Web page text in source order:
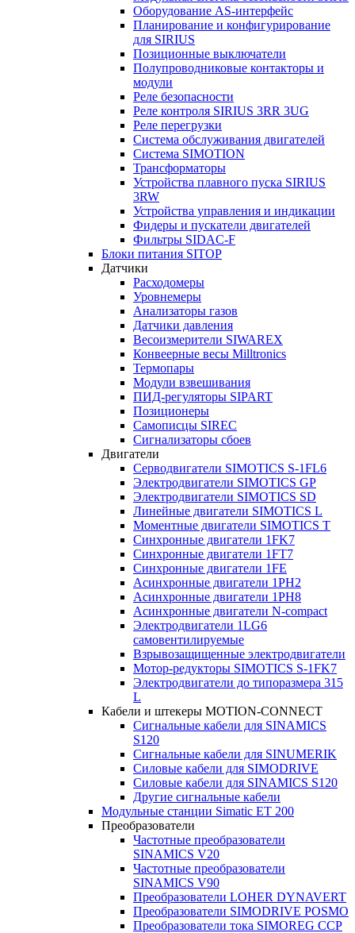
Оборудование AS-интерфейс
Планирование и конфигурирование
для SIRIUS
Позиционные выключатели
Полупроводниковые контакторы и
модули
Реле безопасности
Реле контроля SIRIUS 3RR 3UG
Реле перегрузки
Сиcтема обслуживания двигателей
Система SIMOTION
Трансформаторы
Устройства плавного пуска SIRIUS
3RW
Устройства управления и индикации
Фидеры и пускатели двигателей
Фильтры SIDAC-F
Блоки питания SITOP
Датчики
Расходомеры
Уровнемеры
Анализаторы газов
Датчики давления
Весоизмерители SIWAREX
Конвеерные весы Milltronics
Термопары
Модули взвешивания
ПИД-регуляторы SIPART
Позиционеры
Самописцы SIREC
Сигнализаторы сбоев
Двигатели
Серводвигатели SIMOTICS S-1FL6
Электродвигатели SIMOTICS GP
Электродвигатели SIMOTICS SD
Линейные двигатели SIMOTICS L
Моментные двигатели SIMOTICS T
Синхронные двигатели 1FK7
Синхронные двигатели 1FT7
Синхронные двигатели 1FE
Асинхронные двигатели 1PH2
Асинхронные двигатели 1PH8
Асинхронные двигатели N-compact
Электродвигатели 1LG6
cамовентилируемые
Взрывозащищенные электродвигатели
Мотор-редукторы SIMOTICS S-1FK7
Электродвигатели до типоразмера 315
L
Кабели и штекеры MOTION-CONNECT
Сигнальные кабели для SINAMICS
S120
Сигнальные кабели для SINUMERIK
Силовые кабели для SIMODRIVE
Силовые кабели для SINAMICS S120
Другие сигнальные кабели
Модульные станции Simatic ET 200
Преобразователи
Частотные преобразователи
SINAMICS V20
Частотные преобразователи
SINAMICS V90
Преобразователи LOHER DYNAVERT
Преобразователи SIMODRIVE POSMO
Преобразователи тока SIMOREG CCP